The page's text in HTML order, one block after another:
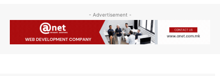
- Advertisement -